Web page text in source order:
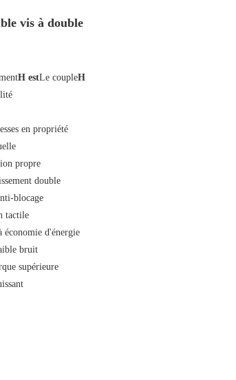
vis à double
H estLe coupleH
en propriété
propre
double
blocage
tactile
économie d'énergie
bruit
supérieure